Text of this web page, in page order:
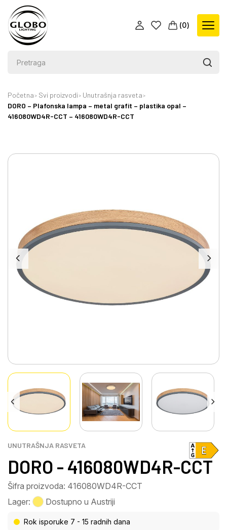
(0)
Početna Svi proizvodi
Unutrašnja rasveta
DORO – Plafonska lampa – metal grafit – plastika opal –
416080WD4R-CCT – 416080WD4R-CCT
UNUTRAŠNJA RASVETA
DORO - 416080WD4R-CCT
Šifra proizvoda: 416080WD4R-CCT
Lager:
Dostupno u Austriji
Rok isporuke 7 - 15 radnih dana